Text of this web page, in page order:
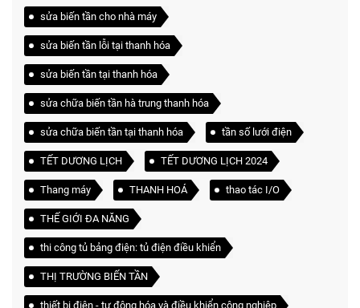
sửa biến tần cho nhà máy
sửa biến tần lỗi tại thanh hóa
sửa biến tần tại thanh hóa
sửa chữa biến tần hà trung thanh hóa
sửa chữa biến tần tại thanh hóa tần số lưới điện
TẾT DƯƠNG LỊCH TẾT DƯƠNG LỊCH 2024
Thang máy THANH HOÁ thao tác I/O
THẾ GIỚI ĐA NĂNG
thi công tủ bảng điện: tủ điện điều khiển
THỊ TRƯỜNG BIẾN TẦN
thiết bị điện - tự động hóa và điều khiển công nghiệp